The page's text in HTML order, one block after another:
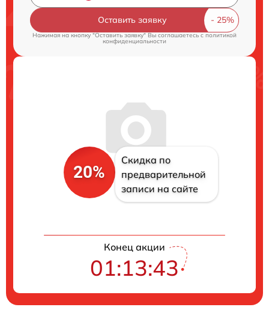
Оставить заявку
Нажимая на кнопку "Оставить заявку" Вы соглашаетесь c политикой
конфиденциальности
20%
Скидка по
предварительной
записи на сайте
Конец акции
01:13:43